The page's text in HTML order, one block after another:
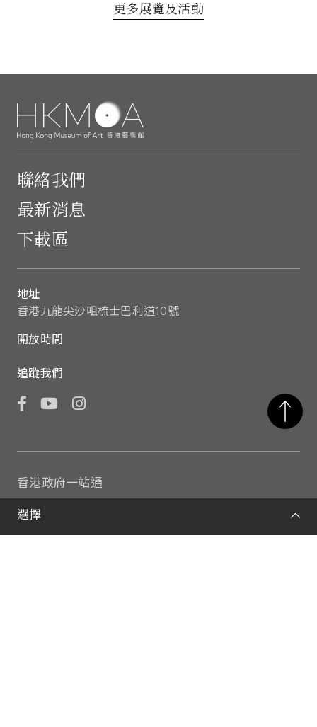
選擇
更多展覽及活動
聯絡我們
最新消息
下載區
地址
香港九龍尖沙咀梳士巴利道10號
開放時間
追蹤我們
FacebookYouTube
Instagram
香港政府一站通
康樂及文化事務署
康文署轄下其他博物館